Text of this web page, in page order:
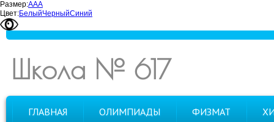
Размер:ААА
Цвет:БелыйЧерныйСиний
Школа № 617
ГЛАВНАЯ ОЛИМПИАДЫ ФИЗМАТ